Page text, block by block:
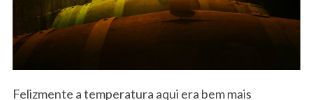
Felizmente a temperatura aqui era bem mais